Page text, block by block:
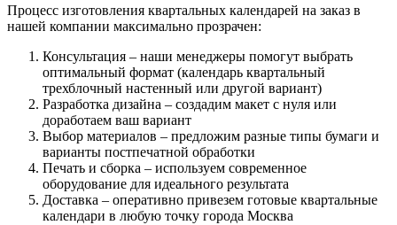
Процесс изготовления квартальных календарей на заказ в
нашей компании максимально прозрачен:
Консультация – наши менеджеры помогут выбрать
оптимальный формат (календарь квартальный
трехблочный настенный или другой вариант)
Разработка дизайна – создадим макет с нуля или
доработаем ваш вариант
Выбор материалов – предложим разные типы бумаги и
варианты постпечатной обработки
Печать и сборка – используем современное
оборудование для идеального результата
Доставка – оперативно привезем готовые квартальные
календари в любую точку города Москва